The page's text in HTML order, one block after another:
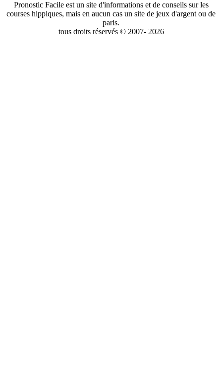
Pronostic Facile est un site d'informations et de conseils sur les
courses hippiques, mais en aucun cas un site de jeux d'argent ou de
paris.
tous droits réservés © 2007- 2026